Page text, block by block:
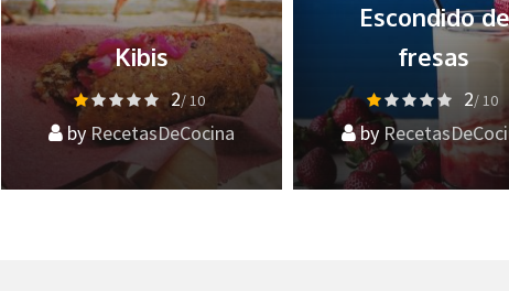
Escondido de
fresas
2/ 10
by RecetasDeCocina
Comida Mexicana
Pozole de pollo
2/ 10
by